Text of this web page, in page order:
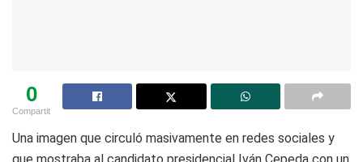
0
Compartit
Una imagen que circuló masivamente en redes sociales y